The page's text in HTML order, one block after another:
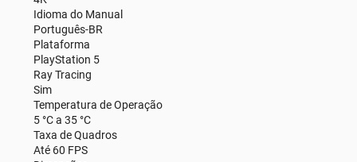
Idioma do Manual
Português-BR
Plataforma
PlayStation 5
Ray Tracing
Sim
Temperatura de Operação
5 °C a 35 °C
Taxa de Quadros
Até 60 FPS